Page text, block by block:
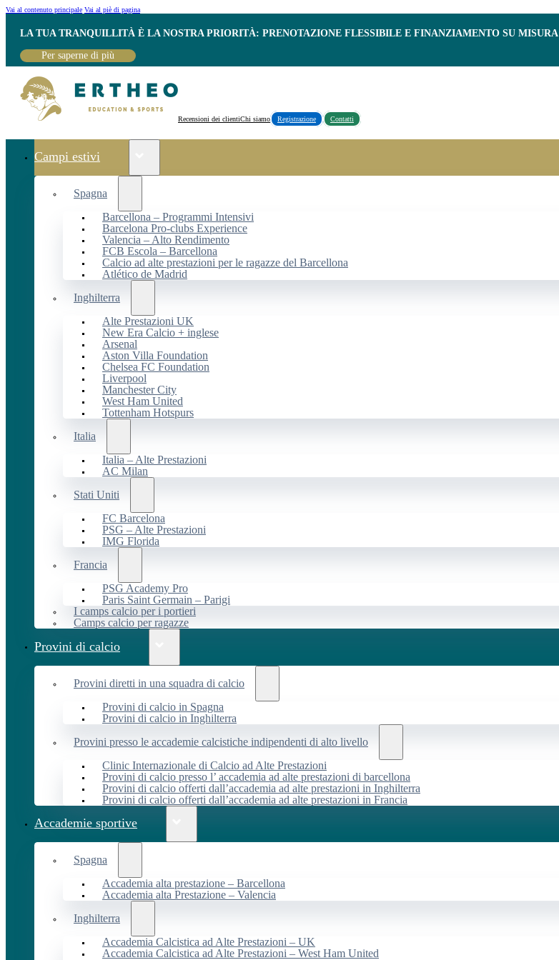
Vai al contenuto principale Vai al piè di pagina
LA TUA TRANQUILLITÀ È LA NOSTRA PRIORITÀ: PRENOTAZIONE FLESSIBILE E FINANZIAMENTO SU MISURA
Per saperne di più
Recensioni dei clientiChi siamo Registrazione Contatti
Campi estivi
Spagna
Barcellona – Programmi Intensivi
Barcelona Pro-clubs Experience
Valencia – Alto Rendimento
FCB Escola – Barcellona
Calcio ad alte prestazioni per le ragazze del Barcellona
Atlético de Madrid
Inghilterra
Alte Prestazioni UK
New Era Calcio + inglese
Arsenal
Aston Villa Foundation
Chelsea FC Foundation
Liverpool
Manchester City
West Ham United
Tottenham Hotspurs
Italia
Italia – Alte Prestazioni
AC Milan
Stati Uniti
FC Barcelona
PSG – Alte Prestazioni
IMG Florida
Francia
PSG Academy Pro
Paris Saint Germain – Parigi
I camps calcio per i portieri
Camps calcio per ragazze
Provini di calcio
Provini diretti in una squadra di calcio
Provini di calcio in Spagna
Provini di calcio in Inghilterra
Provini presso le accademie calcistiche indipendenti di alto livello
Clinic Internazionale di Calcio ad Alte Prestazioni
Provini di calcio presso l’ accademia ad alte prestazioni di barcellona
Provini di calcio offerti dall’accademia ad alte prestazioni in Inghilterra
Provini di calcio offerti dall’accademia ad alte prestazioni in Francia
Accademie sportive
Spagna
Accademia alta prestazione – Barcellona
Accademia alta Prestazione – Valencia
Inghilterra
Accademia Calcistica ad Alte Prestazioni – UK
Accademia Calcistica ad Alte Prestazioni – West Ham United